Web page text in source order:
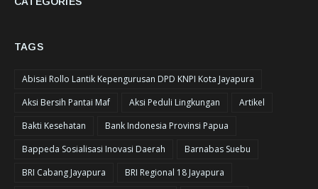
TAGS
Abisai Rollo Lantik Kepengurusan DPD KNPI Kota Jayapura
Aksi Bersih Pantai Maf
Aksi Peduli Lingkungan
Artikel
Bakti Kesehatan
Bank Indonesia Provinsi Papua
Bappeda Sosialisasi Inovasi Daerah
Barnabas Suebu
BRI Cabang Jayapura
BRI Regional 18 Jayapura